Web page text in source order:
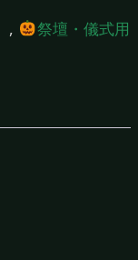
,
祭壇・儀式用